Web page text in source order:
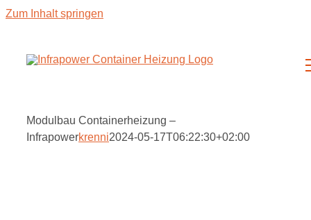
Zum Inhalt springen
Modulbau Containerheizung –
Infrapowerkrenni2024-05-17T06:22:30+02:00